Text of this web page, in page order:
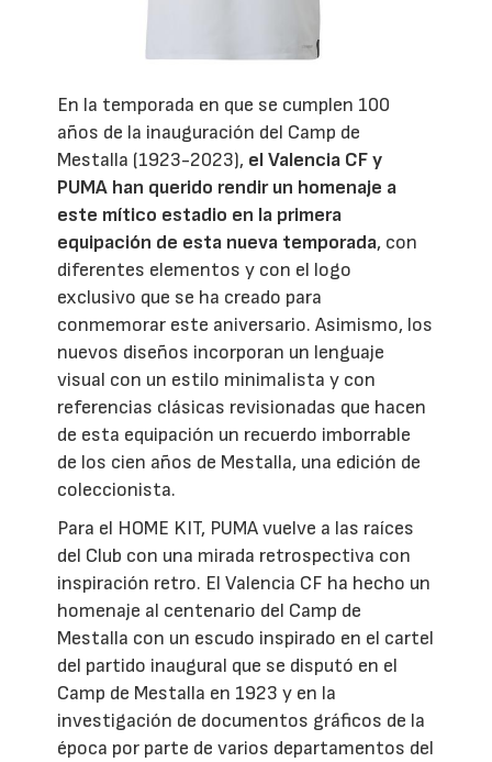
En la temporada en que se cumplen 100
años de la inauguración del Camp de
Mestalla (1923-2023), elValencia CFy
PUMA han querido rendir un homenaje a
este mítico estadio en la primera
equipación de esta nueva temporada, con
diferentes elementos y con el logo
exclusivo que se ha creado para
conmemorar este aniversario. Asimismo, los
nuevos diseños incorporan un lenguaje
visual con un estilo minimalista y con
referencias clásicas revisionadas que hacen
de esta equipación un recuerdo imborrable
de los cien años de Mestalla, una edición de
coleccionista.
Para el HOME KIT, PUMA vuelve a las raíces
del Club con una mirada retrospectiva con
inspiración retro. El Valencia CF ha hecho un
homenaje al centenario del Camp de
Mestalla con un escudo inspirado en el cartel
del partido inaugural que se disputó en el
Camp de Mestalla en 1923 y en la
investigación de documentos gráficos de la
época por parte de varios departamentos del